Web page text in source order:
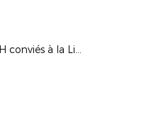
Les clubs de DH conviés à la Ligue pour la nouvelle saison